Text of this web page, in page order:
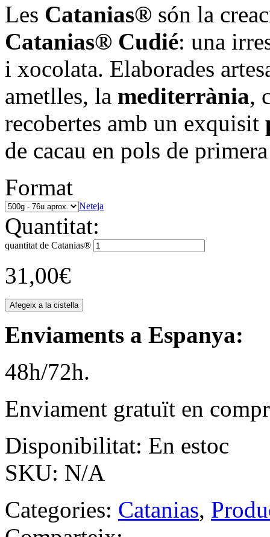
Les Catanias® són la
Catanias® Cudié: una
i xocolata. Elaborades
ametlles, la mediterrània,
recobertes amb un exquisit
de cacau en pols de
Format
Neteja
Quantitat:
quantitat de Catanias®
31,00€
Afegeix a la cistella
Enviaments a Espanya:
48h/72h.
Enviament gratuït en
Disponibilitat: En estoc
SKU: N/A
Categories: Catanias,